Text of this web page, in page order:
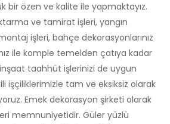
bir özen ve kalite ile yapmaktayız.
ve tamirat işleri, yangın
işleri, bahçe dekorasyonlarınız
ile komple temelden çatıya kadar
taahhüt işlerinizi de uygun
işçiliklerimizle tam ve eksiksiz olarak
Emek dekorasyon şirketi olarak
memnuniyetidir. Güler yüzlü